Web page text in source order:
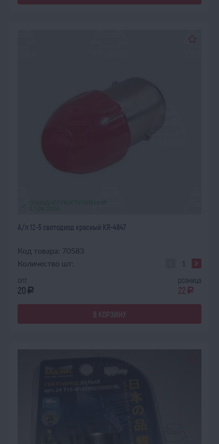
ОЖИДАЕТ ПОСТУПЛЕНИЯ
17.08.2026
А/л 12-5 светодиод красный KR-4847
Код товара: 70583
Количество шт:
опт
20 a
розница
22 a
В КОРЗИНУ